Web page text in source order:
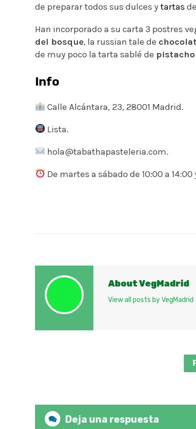
de preparar todos sus dulces ytartas
Han incorporado a su carta 3 postres
del bosque, la russian tale de
de muy poco la tarta sablé de
Info
Calle Alcántara, 23, 28001 Madrid.
Lista.
hola@tabathapasteleria.com.
De martes a sábado de 10:00 a
About VegMadrid
View all posts by VegMadrid
Deja una respuesta